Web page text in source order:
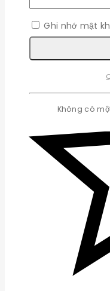
Ghi nhớ mật
Không có